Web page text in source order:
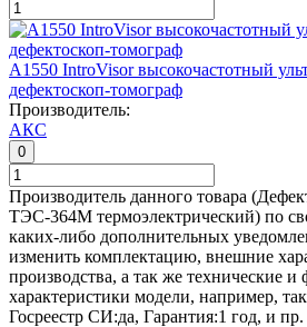
А1550 IntroVisor высокочастотный
дефектоскоп-томограф
Производитель:
АКС
0
Производитель данного товара
ТЭС-364М термоэлектрический) по
каких-либо дополнительных
изменить комплектацию, внешние
производства, а так же технические и
характеристики модели, например,
Госреестр СИ:да, Гарантия:1 год, и пр.